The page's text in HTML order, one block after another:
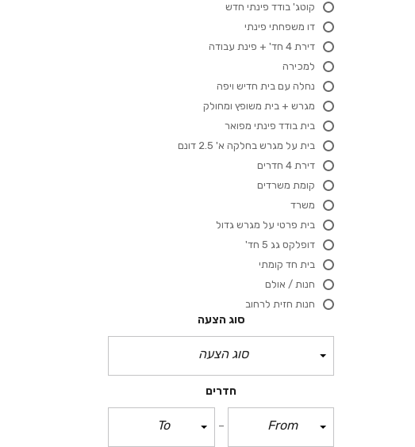
קוטג' בודד פינתי חדש
דו משפחתי פינתי
דירת 4 חד' + פינת עבודה
למכירה
נחלה עם בית חדיש ויפה
מגרש + בית משופץ ומחולק
בית בודד פינתי מפואר
בית על מגרש בחלקה א' 2.5 דונם
דירת 4 חדרים
קומת משרדים
משרד
בית פרטי על מגרש גדול
דופלקס גג 5 חד'
בית חד קומתי
חנות / אולם
חנות חזית לרחוב
סוג הצעה
סוג הצעה
חדרים
From
To